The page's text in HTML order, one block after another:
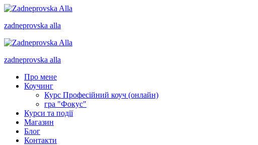
zadneprovska alla
zadneprovska alla
Про мене
Коучинг
Курс Професійний коуч (онлайн)
гра "Фокус"
Курси та події
Магазин
Блог
Контакти